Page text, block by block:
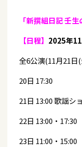
「新撰組日記 壬生
【日程】 2025年
全6公演(11月21日
20日 17:30
21日 13:00 歌謡シ
22日 13:00・17:30
23日 11:00・15:00